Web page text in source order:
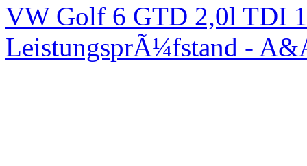
VW Golf 6 GTD 2,0l TDI
LeistungsprÃ¼fstand -